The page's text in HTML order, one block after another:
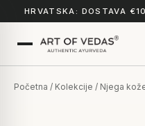
HRVATSKA: DOSTAVA
Početna / Kolekcije / Njega